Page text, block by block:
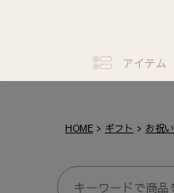
アイテム
HOME ギフト お祝い